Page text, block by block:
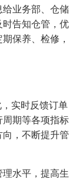
业务部、仓储
告知仓管，优
保养、检修，
实时反馈订单
期等各项指标
，不断提升管
水平，提高生